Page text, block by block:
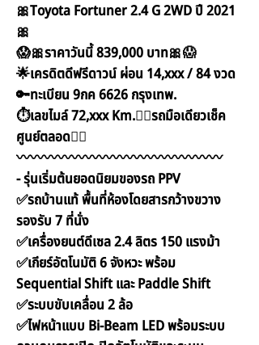
🎀Toyota Fortuner 2.4 G 2WD ปี 2021
🎀
😱🎀ราคาวันนี้ 839,000 บาท🎀😱
🌟เครดิตดีฟรีดาวน์ ผ่อน 14,xxx / 84 งวด
🔑ทะเบียน 9กค 6626 กรุงเทพ.
⏱เลขไมล์ 72,xxx Km.☝🏻รถมือเดียวเช็ค
ศูนย์ตลอด☝🏻
〰️〰️〰️〰️〰️〰️〰️〰️〰️〰️〰️〰️〰️〰️〰️
- รุ่นเริ่มต้นยอดนิยมของรถ PPV
✅รถบ้านแท้ พื้นที่ห้องโดยสารกว้างขวาง
รองรับ 7 ที่นั่ง
✅เครื่องยนต์ดีเซล 2.4 ลิตร 150 แรงม้า
✅เกียร์อัตโนมัติ 6 จังหวะ พร้อม
Sequential Shift และ Paddle Shift
✅ระบบขับเคลื่อน 2 ล้อ
✅ไฟหน้าแบบ Bi-Beam LED พร้อมระบบ